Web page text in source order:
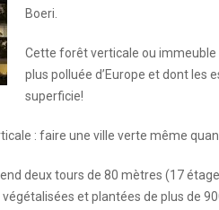
Boeri.
Cette forêt verticale ou immeuble
plus polluée d’Europe et dont les
superficie!
: faire une ville verte même
deux tours de 80 mètres (17
et plantées de plus de